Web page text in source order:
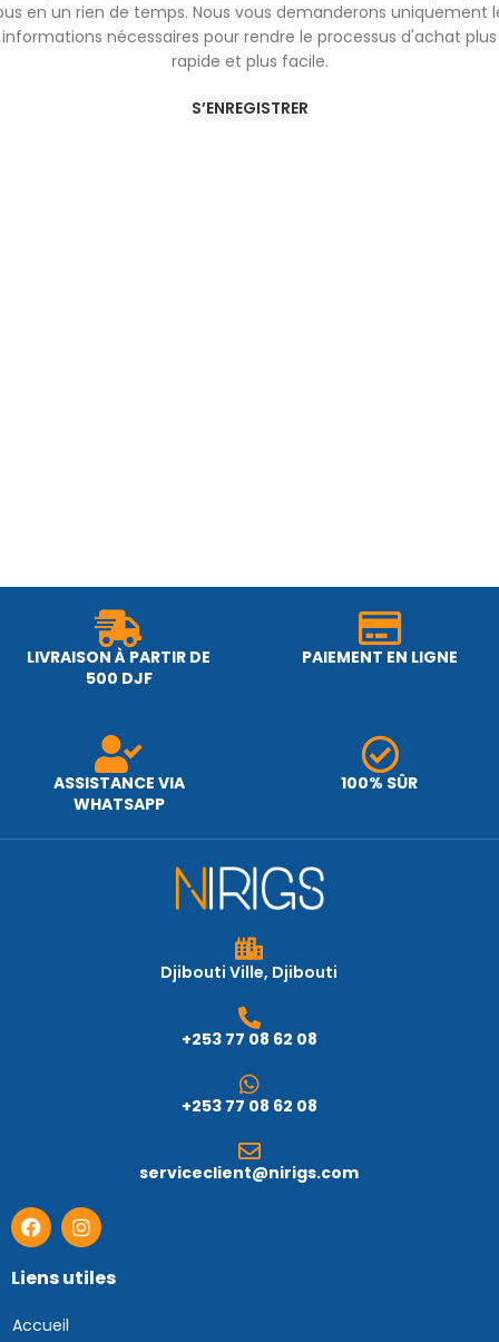
en un rien de temps. Nous vous demanderons uniquement
informations nécessaires pour rendre le processus d'achat plus
rapide et plus facile.
S’ENREGISTRER
LIVRAISON À PARTIR DE
500 DJF
PAIEMENT EN LIGNE
ASSISTANCE VIA
WHATSAPP
100% SÛR
Djibouti Ville, Djibouti
+253 77 08 62 08
+253 77 08 62 08
serviceclient@nirigs.com
Liens utiles
Accueil